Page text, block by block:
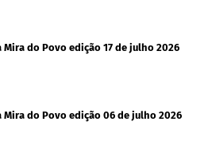
Mira do Povo edição 17 de julho 2026
Mira do Povo edição 06 de julho 2026